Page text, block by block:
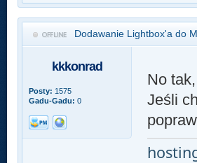
Dodawanie Lightbox'a do
kkkonrad
Posty: 1575
Gadu-Gadu: 0
No
Jeśli